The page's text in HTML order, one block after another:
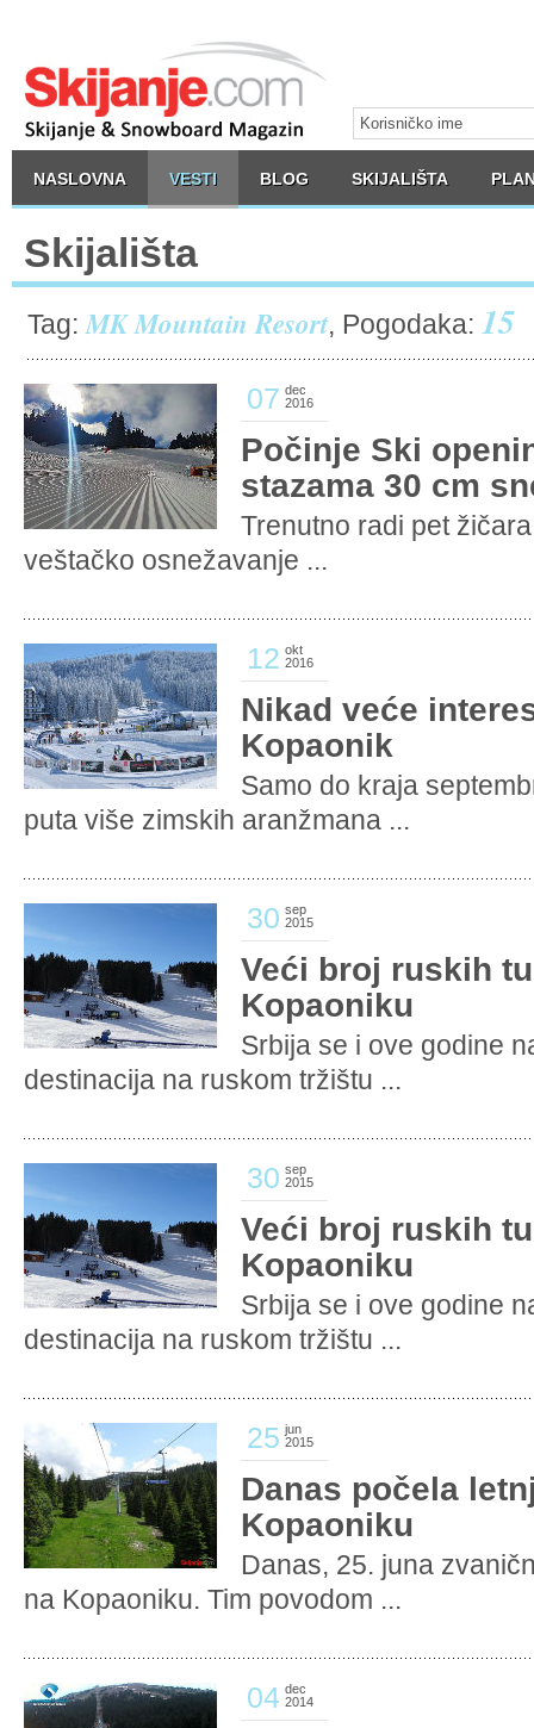
NASLOVNA VESTI BLOG SKIJALIŠTA
Skijališta
Tag: MK Mountain Resort, Pogodaka: 15
07 dec
2016
Počinje Ski
stazama 30 cm
Trenutno radi pet
veštačko osnežavanje ...
12 okt
2016
Nikad veće
Kopaonik
Samo do kraja
puta više zimskih aranžmana ...
30 sep
2015
Veći broj ruskih
Kopaoniku
Srbija se i ove godine
destinacija na ruskom tržištu ...
30 sep
2015
Veći broj ruskih
Kopaoniku
Srbija se i ove godine
destinacija na ruskom tržištu ...
25 jun
2015
Danas počela
Kopaoniku
Danas, 25. juna
na Kopaoniku. Tim povodom ...
04 dec
2014